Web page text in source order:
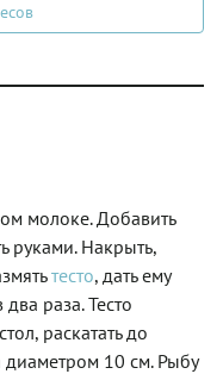
молоке. Добавить
руками. Накрыть,
тесто, дать ему
раза. Тесто
раскатать до
10 см. Рыбу